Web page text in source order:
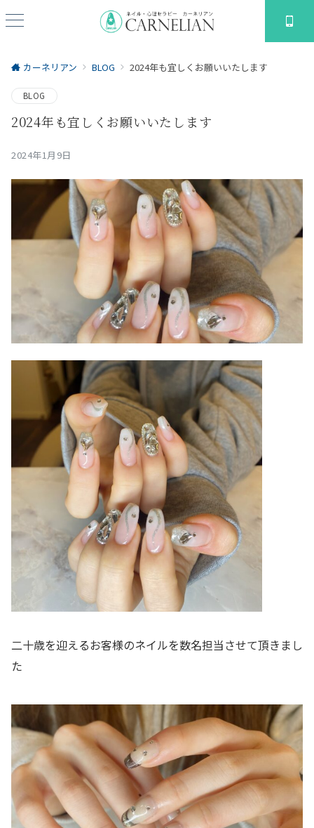
カーネリアン BLOG 2024年も宜しくお願いいたします
BLOG
2024年も宜しくお願いいたします
2024年1月9日
二十歳を迎えるお客様のネイルを数名担当させて頂きまし
た